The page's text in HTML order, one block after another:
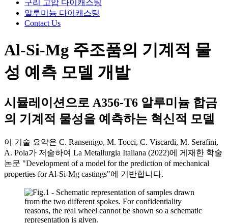
구리 고압 다이캐스팅
알루미늄 다이캐스팅
Contact Us
Al-Si-Mg 주조품의 기계적 물
성 예측 모델 개발
시뮬레이션으로 A356-T6 알루미늄 합금
의 기계적 물성을 예측하는 혁신적 모델
이 기술 요약은 C. Ransenigo, M. Tocci, C. Viscardi, M. Serafini,
A. Pola가 저술하여 La Metallurgia Italiana (2022)에 게재한 학술
논문 "Development of a model for the prediction of mechanical
properties for Al-Si-Mg castings"에 기반합니다.